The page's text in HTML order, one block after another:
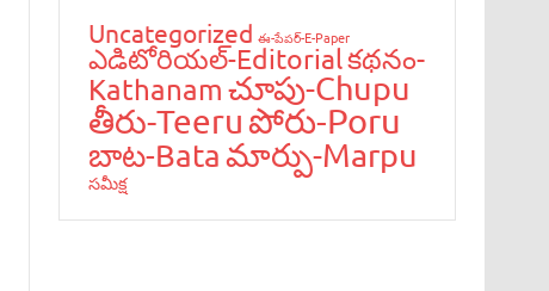
Uncategorized ఈ-పేప‌ర్-E-Paper
ఎడిటోరియ‌ల్-Editorialక‌థ‌నం-
Kathanam చూపు-Chupu
తీరు-Teeruపోరు-Poru
బాట‌-Bata మార్పు-Marpu
స‌మీక్ష‌